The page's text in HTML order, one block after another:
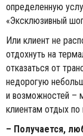
определенную
«Эксклюзивный
Или клиент не
отдохнуть на
отказаться от
недорогую
и возможностей –
клиентам отдых по
– Получается,